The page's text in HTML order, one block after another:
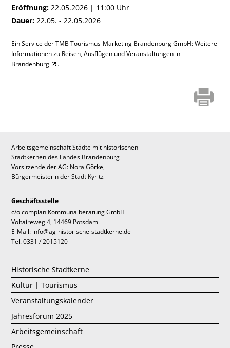
Eröffnung: 22.05.2026 | 11:00 Uhr
Dauer: 22.05. - 22.05.2026
Ein Service der TMB Tourismus-Marketing Brandenburg GmbH: Weitere
Informationen zu Reisen, Ausflügen und Veranstaltungen in
Brandenburg
.
Arbeitsgemeinschaft Städte mit historischen
Stadtkernen des Landes Brandenburg
Vorsitzende der AG: Nora Görke,
Bürgermeisterin der Stadt Kyritz
Geschäftsstelle
c/o complan Kommunalberatung GmbH
Voltaireweg 4, 14469 Potsdam
E-Mail: info@ag-historische-stadtkerne.de
Tel. 0331 / 2015120
Historische Stadtkerne
Kultur | Tourismus
Veranstaltungskalender
Jahresforum 2025
Arbeitsgemeinschaft